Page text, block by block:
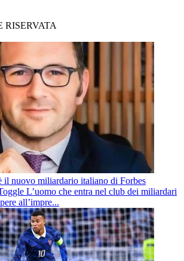
RISERVATA
nuovo miliardario italiano di Forbes
L’uomo che entra nel club dei miliardari
all’impre...